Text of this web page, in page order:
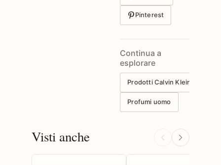
Pinterest
Continua a
esplorare
Prodotti Calvin Klein
Profumi uomo
Visti anche